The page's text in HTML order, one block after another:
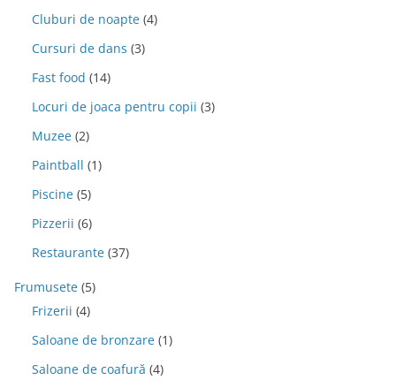
Cluburi de noapte (4)
Cursuri de dans (3)
Fast food (14)
Locuri de joaca pentru copii (3)
Muzee (2)
Paintball (1)
Piscine (5)
Pizzerii (6)
Restaurante (37)
Frumusete (5)
Frizerii (4)
Saloane de bronzare (1)
Saloane de coafură (4)